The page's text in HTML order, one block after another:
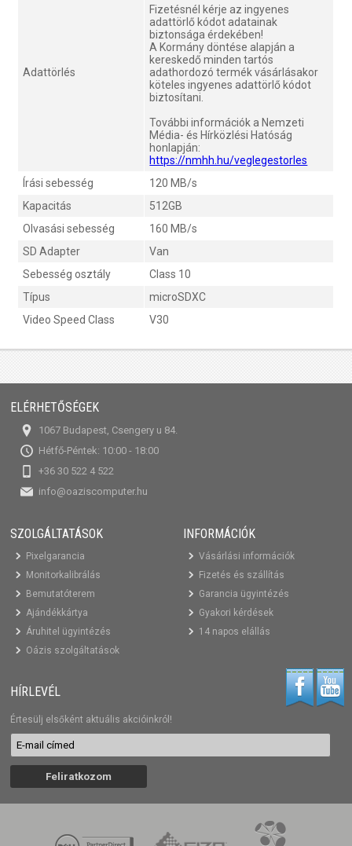
Adattörlés
Fizetésnél kérje az ingyenes
adattörlő kódot adatainak
biztonsága érdekében!
A Kormány döntése alapján a
kereskedő minden tartós
adathordozó termék vásárlásakor
köteles ingyenes adattörlő kódot
biztosítani.
További információk a Nemzeti
Média- és Hírközlési Hatóság
honlapján:
https://nmhh.hu/veglegestorles
Írási sebesség
120 MB/s
Kapacitás
512GB
Olvasási sebesség
160 MB/s
SD Adapter
Van
Sebesség osztály
Class 10
Típus
microSDXC
Video Speed Class
V30
ELÉRHETŐSÉGEK
1067 Budapest, Csengery u 84.
Hétfő-Péntek: 10:00 - 18:00
+36 30 522 4 522
info@oaziscomputer.hu
SZOLGÁLTATÁSOK
Pixelgarancia
Monitorkalibrálás
Bemutatóterem
Ajándékkártya
Áruhitel ügyintézés
Oázis szolgáltatások
INFORMÁCIÓK
Vásárlási információk
Fizetés és szállítás
Garancia ügyintézés
Gyakori kérdések
14 napos elállás
HÍRLEVÉL
Értesülj elsőként aktuális akcióinkról!